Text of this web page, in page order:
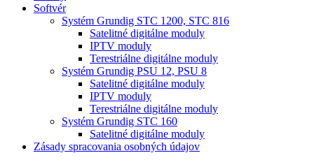
Softvér
Systém Grundig STC 1200, STC 816
Satelitné digitálne moduly
IPTV moduly
Terestriálne digitálne moduly
Systém Grundig PSU 12, PSU 8
Satelitné digitálne moduly
IPTV moduly
Terestriálne digitálne moduly
Systém Grundig STC 160
Satelitné digitálne moduly
Zásady spracovania osobných údajov